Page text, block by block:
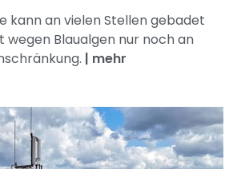
kann an vielen Stellen gebadet
wegen Blaualgen nur noch an
| mehr